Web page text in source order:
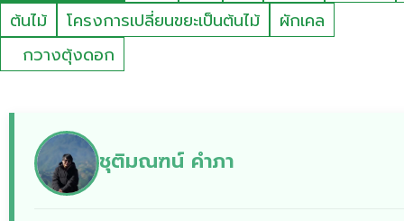
ต้นไม้
โครงการเปลี่ยนขยะเป็นต้นไม้
ผักเคล
กวางตุ้งดอก
ชุติมณฑน์ คำภา